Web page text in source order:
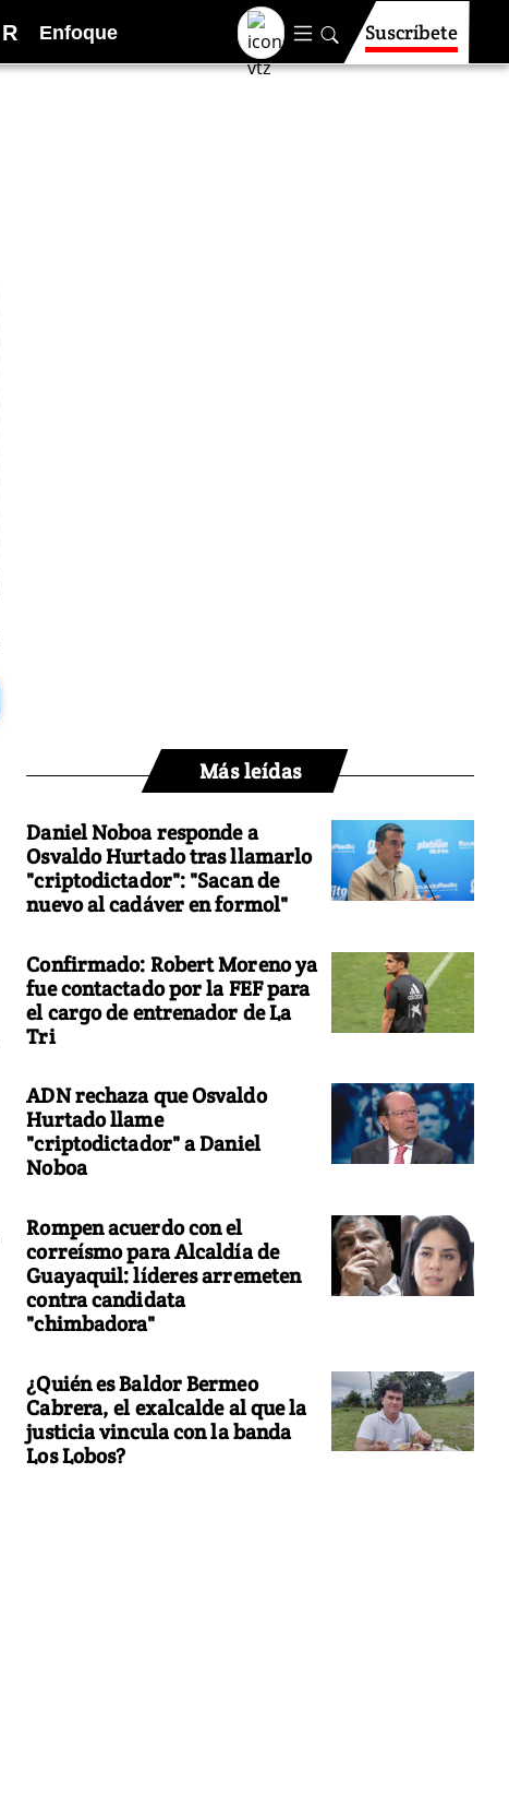
R Enfoque Suscríbete
Más leídas
Daniel Noboa responde a
Osvaldo Hurtado tras llamarlo
"criptodictador": "Sacan de
nuevo al cadáver en formol"
Confirmado: Robert Moreno ya
fue contactado por la FEF para
el cargo de entrenador de La
Tri
ADN rechaza que Osvaldo
Hurtado llame
"criptodictador" a Daniel
Noboa
Rompen acuerdo con el
correísmo para Alcaldía de
Guayaquil: líderes arremeten
contra candidata
"chimbadora"
¿Quién es Baldor Bermeo
Cabrera, el exalcalde al que la
justicia vincula con la banda
Los Lobos?